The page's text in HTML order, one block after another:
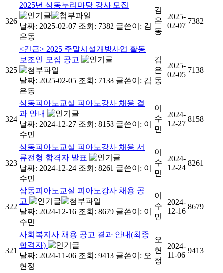
326
2025년 삼동누리마당 강사 모집
날짜: 2025-02-07 조회: 7382 글쓴이: 김
은동
김
은
동
2025-
02-07
7382
325
<긴급> 2025 주말시설개방사업 활동
보조인 모집 공고
날짜: 2025-02-05 조회: 7138 글쓴이: 김
은동
김
은
동
2025-
02-05
7138
324
삼동피아노교실 피아노강사 채용 결
과 안내
날짜: 2024-12-27 조회: 8158 글쓴이: 이
수민
이
수
민
2024-
12-27
8158
323
삼동피아노교실 피아노강사 채용 서
류전형 합격자 발표
날짜: 2024-12-24 조회: 8261 글쓴이: 이
수민
이
수
민
2024-
12-24
8261
322
삼동피아노교실 피아노강사 채용 공
고
날짜: 2024-12-16 조회: 8679 글쓴이: 이
수민
이
수
민
2024-
12-16
8679
321
사회복지사 채용 공고 결과 안내(최종
합격자)
날짜: 2024-11-06 조회: 9413 글쓴이: 오
현정
오
현
정
2024-
11-06
9413